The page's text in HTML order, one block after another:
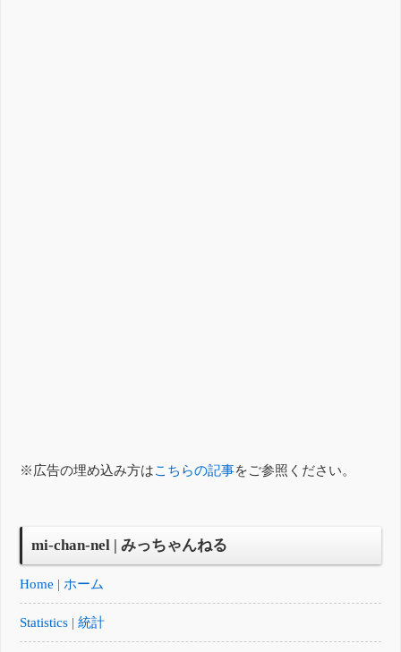
※広告の埋め込み方はこちらの記事をご参照ください。
mi-chan-nel | みっちゃんねる
Home | ホーム
Statistics | 統計